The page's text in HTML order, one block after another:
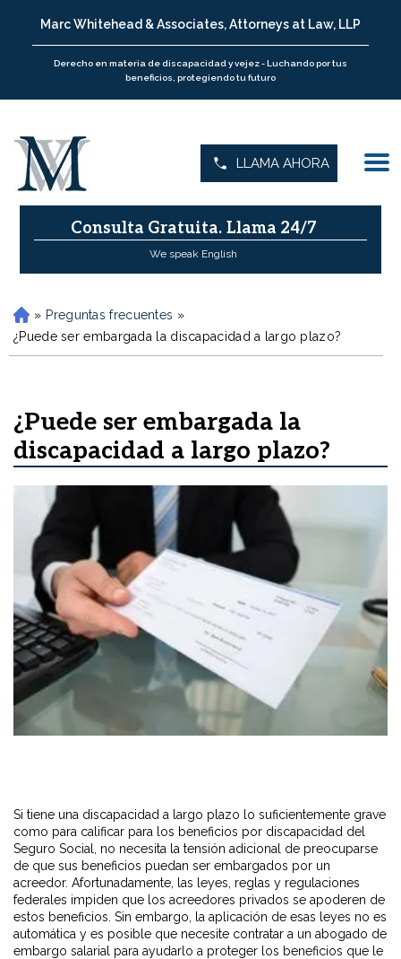
Marc Whitehead & Associates, Attorneys at Law, LLP
Derecho en materia de discapacidad y vejez - Luchando por tus
beneficios, protegiendo tu futuro
LLAMA AHORA
Consulta Gratuita. Llama 24/7
We speak English
H
o
m
» Preguntas frecuentes »
¿Puede ser embargada la discapacidad a largo plazo?
¿Puede ser embargada la
discapacidad a largo plazo?
Si tiene una discapacidad a largo plazo lo suficientemente grave
como para calificar para los beneficios por discapacidad del
Seguro Social, no necesita la tensión adicional de preocuparse
de que sus beneficios puedan ser embargados por un
acreedor. Afortunadamente, las leyes, reglas y regulaciones
federales impiden que los acreedores privados se apoderen de
estos beneficios. Sin embargo, la aplicación de esas leyes no es
automática y es posible que necesite contratar a un abogado de
embargo salarial para ayudarlo a proteger los beneficios que le